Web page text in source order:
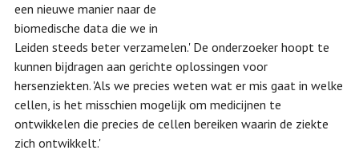
een nieuwe manier naar de
biomedische data die we in
Leiden steeds beter verzamelen.' De onderzoeker hoopt te
kunnen bijdragen aan gerichte oplossingen voor
hersenziekten. 'Als we precies weten wat er mis gaat in welke
cellen, is het misschien mogelijk om medicijnen te
ontwikkelen die precies de cellen bereiken waarin de ziekte
zich ontwikkelt.'